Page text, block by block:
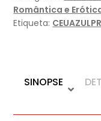
Romântica e
Etiqueta:
SINOPSE